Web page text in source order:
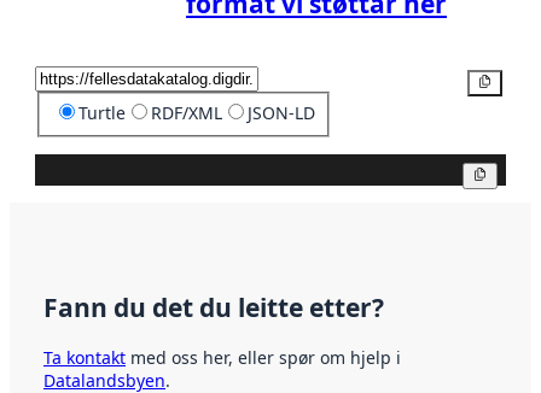
Turtle RDF/XML JSON-LD
Fann du det du leitte etter?
Ta kontakt med oss her, eller spør om hjelp i
Datalandsbyen.